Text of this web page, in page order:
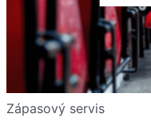
Zápasový servis